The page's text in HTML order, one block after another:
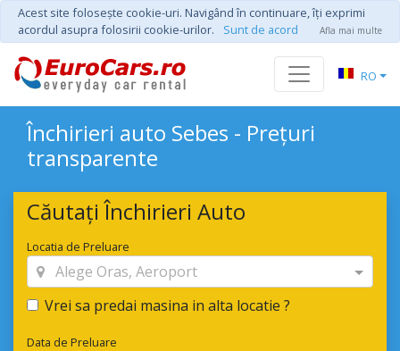
Acest site foloseşte cookie-uri. Navigând în continuare, îţi exprimi
acordul asupra folosirii cookie-urilor.
Sunt de acord Afla mai multe
RO
Închirieri auto Sebes - Prețuri
transparente
Căutați Închirieri Auto
Locatia de Preluare
Alege Oras, Aeroport
Vrei sa predai masina in alta locatie ?
Data de Preluare